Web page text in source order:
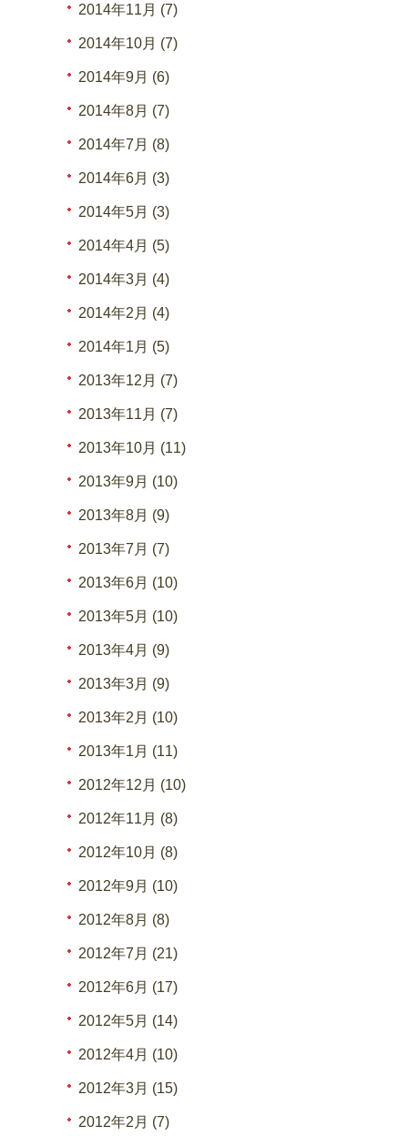
2014年11月 (7)
2014年10月 (7)
2014年9月 (6)
2014年8月 (7)
2014年7月 (8)
2014年6月 (3)
2014年5月 (3)
2014年4月 (5)
2014年3月 (4)
2014年2月 (4)
2014年1月 (5)
2013年12月 (7)
2013年11月 (7)
2013年10月 (11)
2013年9月 (10)
2013年8月 (9)
2013年7月 (7)
2013年6月 (10)
2013年5月 (10)
2013年4月 (9)
2013年3月 (9)
2013年2月 (10)
2013年1月 (11)
2012年12月 (10)
2012年11月 (8)
2012年10月 (8)
2012年9月 (10)
2012年8月 (8)
2012年7月 (21)
2012年6月 (17)
2012年5月 (14)
2012年4月 (10)
2012年3月 (15)
2012年2月 (7)